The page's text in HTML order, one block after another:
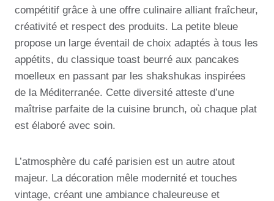
compétitif grâce à une offre culinaire alliant fraîcheur,
créativité et respect des produits. La petite bleue
propose un large éventail de choix adaptés à tous les
appétits, du classique toast beurré aux pancakes
moelleux en passant par les shakshukas inspirées
de la Méditerranée. Cette diversité atteste d’une
maîtrise parfaite de la cuisine brunch, où chaque plat
est élaboré avec soin.
L’atmosphère du café parisien est un autre atout
majeur. La décoration mêle modernité et touches
vintage, créant une ambiance chaleureuse et